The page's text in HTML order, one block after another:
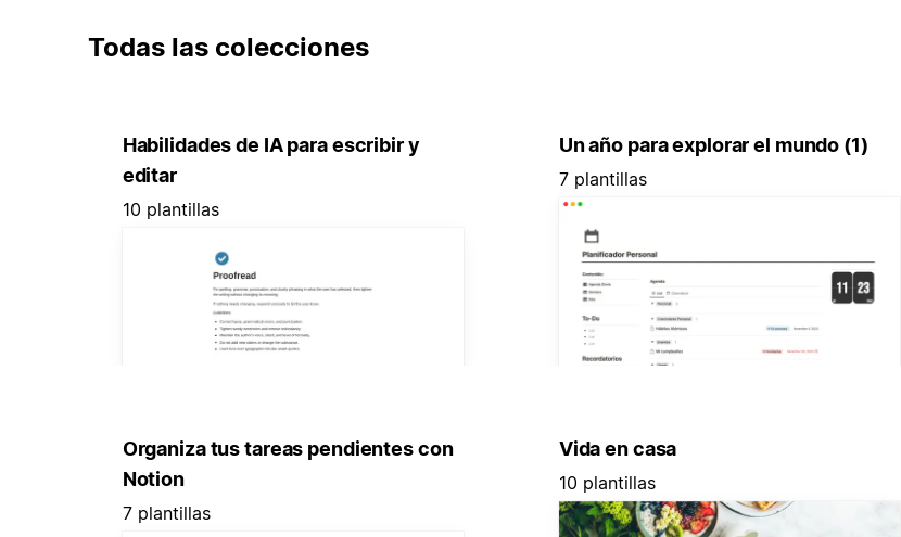
Todas las colecciones
Habilidades de IA para escribir y
editar
10 plantillas
Un año para explorar el mundo (1)
7 plantillas
Organiza tus tareas pendientes con
Notion
7 plantillas
Vida en casa
10 plantillas